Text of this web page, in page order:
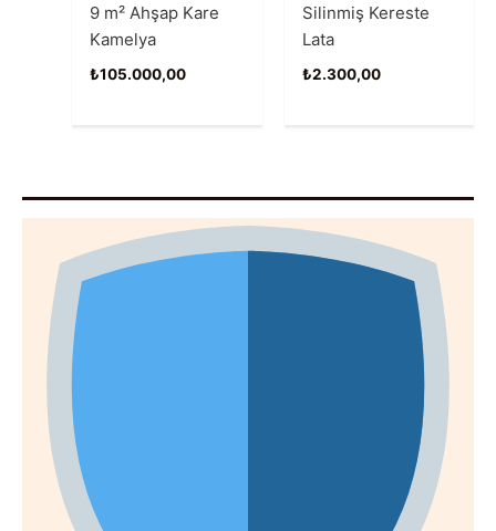
9 m² Ahşap Kare
Kamelya
₺105.000,00
Silinmiş Kereste
Lata
₺2.300,00